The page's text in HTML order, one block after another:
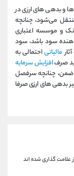
ها و بدهی های ارزی در
می‌شود، چنانچه
و موسسه اعتباری
سود باشد، سود
مالیاتیاحتمالی به
صرفافزایش سرمایه
ضمن، چنانچه سرفصل
بدهی های ارزی صرفا
گذاری شده اند